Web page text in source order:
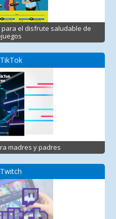
el disfrute saludable de
madres y padres